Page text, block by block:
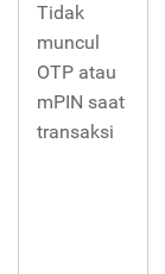
Tidak
muncul
OTP atau
mPIN saat
transaksi